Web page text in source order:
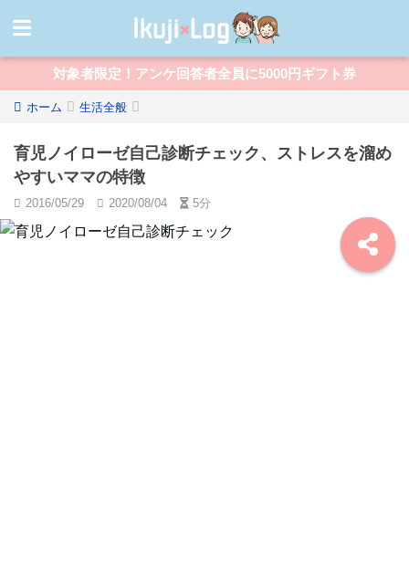
対象者限定！アンケ回答者全員に5000円ギフト券
ホーム 生活全般
育児ノイローゼ自己診断チェック、ストレスを溜め
やすいママの特徴
2016/05/29 2020/08/04 5分